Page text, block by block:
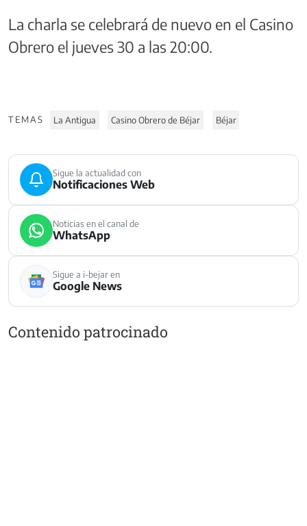
La charla se celebrará de nuevo en el Casino
Obrero el jueves 30 a las 20:00.
TEMAS La Antigua Casino Obrero de Béjar Béjar
Sigue la actualidad con
Notificaciones Web
Noticias en el canal de
WhatsApp
Sigue a i-bejar en
Google News
Contenido patrocinado